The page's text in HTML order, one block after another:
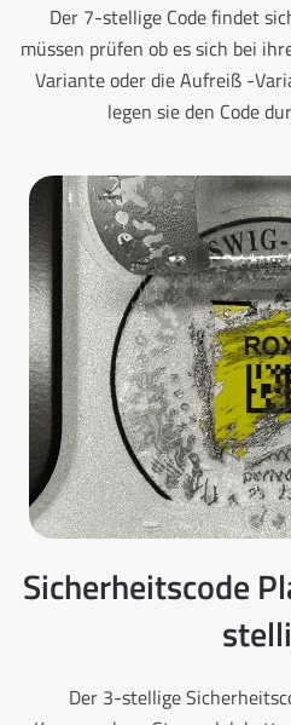
Der 7-stellige Code findet
müssen prüfen ob es sich bei
Variante oder die Aufreiß -
legen sie den Code
Sicherheitscode
Der 3-stellige